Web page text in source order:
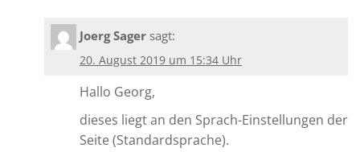
Joerg Sager sagt:
20. August 2019 um 15:34 Uhr
Hallo Georg,
dieses liegt an den Sprach-Einstellungen der
Seite (Standardsprache).